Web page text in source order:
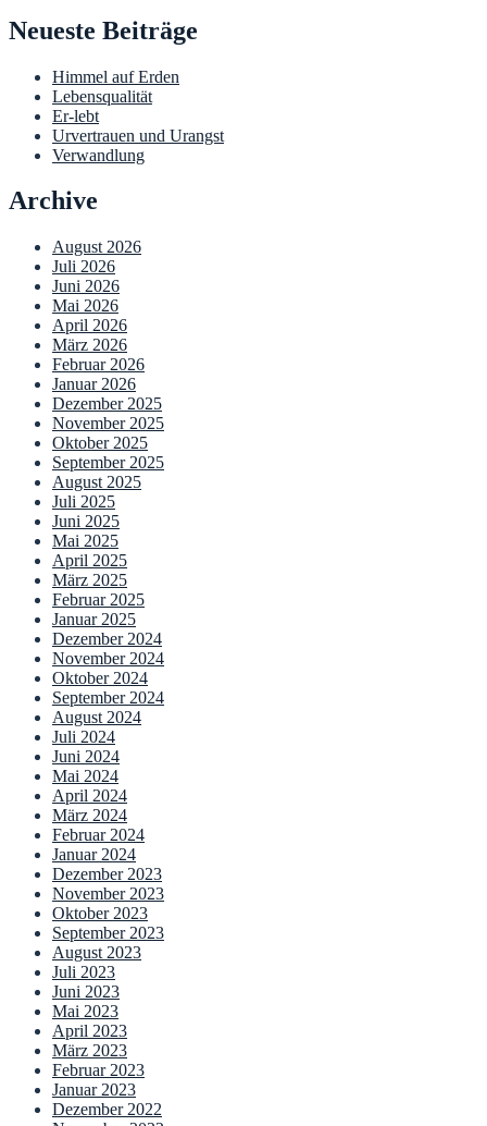
Neueste Beiträge
Himmel auf Erden
Lebensqualität
Er-lebt
Urvertrauen und Urangst
Verwandlung
Archive
August 2026
Juli 2026
Juni 2026
Mai 2026
April 2026
März 2026
Februar 2026
Januar 2026
Dezember 2025
November 2025
Oktober 2025
September 2025
August 2025
Juli 2025
Juni 2025
Mai 2025
April 2025
März 2025
Februar 2025
Januar 2025
Dezember 2024
November 2024
Oktober 2024
September 2024
August 2024
Juli 2024
Juni 2024
Mai 2024
April 2024
März 2024
Februar 2024
Januar 2024
Dezember 2023
November 2023
Oktober 2023
September 2023
August 2023
Juli 2023
Juni 2023
Mai 2023
April 2023
März 2023
Februar 2023
Januar 2023
Dezember 2022